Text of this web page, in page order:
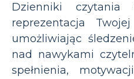
Dzienniki czytania
reprezentacja
umożliwiając
nad nawykami
spełnienia,